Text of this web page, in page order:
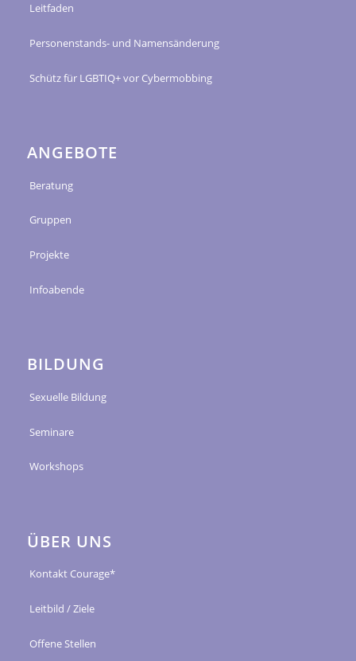
Leitfaden
Personenstands- und Namensänderung
Schütz für LGBTIQ+ vor Cybermobbing
ANGEBOTE
Beratung
Gruppen
Projekte
Infoabende
BILDUNG
Sexuelle Bildung
Seminare
Workshops
ÜBER UNS
Kontakt Courage*
Leitbild / Ziele
Offene Stellen